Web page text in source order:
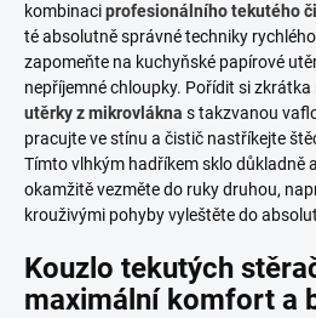
kombinaciprofesionálního tekutého
té absolutně správné techniky
zapomeňte na kuchyňské papírové
nepříjemné chloupky. Pořídit si zkrátka
utěrky z mikrovlákna s takzvanou
pracujte ve stínu a čistič nastříkejte
Tímto vlhkým hadříkem sklo důkladně
okamžitě vezměte do ruky druhou,
krouživými pohyby vyleštěte do
Kouzlo tekutých
maximální komfort a